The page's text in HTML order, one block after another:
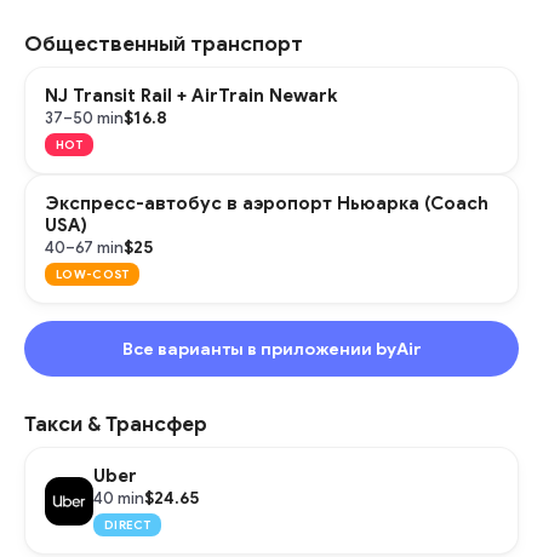
Общественный транспорт
NJ Transit Rail + AirTrain Newark
37–50 min$16.8
HOT
Экспресс-автобус в аэропорт Ньюарка (Coach
USA)
40–67 min$25
LOW-COST
Все варианты в приложении byAir
Такси & Трансфер
Uber
40 min$24.65
DIRECT